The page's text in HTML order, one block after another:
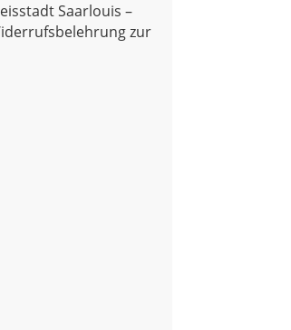
Saarlouis –
zur